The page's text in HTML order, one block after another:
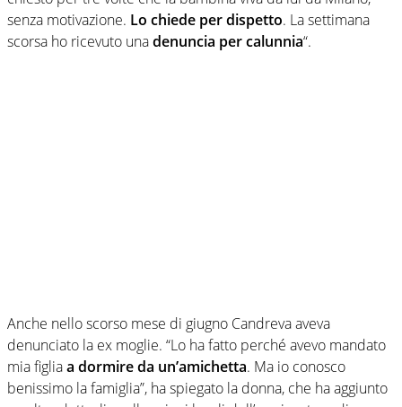
senza motivazione. Lo chiede per dispetto. La settimana
scorsa ho ricevuto unadenuncia per calunnia“.
Anche nello scorso mese di giugno Candreva aveva
denunciato la ex moglie. “Lo ha fatto perché avevo mandato
mia figliaa dormire da un’amichetta. Ma io conosco
benissimo la famiglia”, ha spiegato la donna, che ha aggiunto